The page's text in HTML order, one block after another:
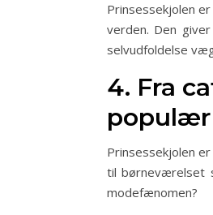
Prinsessekjolen
verden. Den
selvudfoldelse
4. Fra
populær
Prinsessekjolen
til børneværelset
modefænomen?